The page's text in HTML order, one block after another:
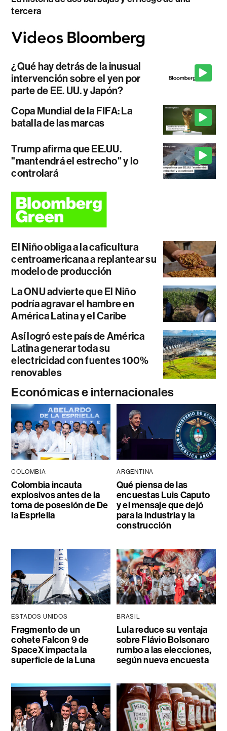
tercera
¿Qué hay detrás de la inusual
intervención sobre el yen por
parte de EE. UU. y Japón?
Copa Mundial de la FIFA: La
batalla de las marcas
Trump afirma que EE.UU.
"mantendrá el estrecho" y lo
controlará
El Niño obliga a la caficultura
centroamericana a replantear su
modelo de producción
La ONU advierte que El Niño
podría agravar el hambre en
América Latina y el Caribe
Así logró este país de América
Latina generar toda su
electricidad con fuentes 100%
renovables
Económicas e internacionales
COLOMBIA
Colombia incauta
explosivos antes de la
toma de posesión de De
la Espriella
ARGENTINA
Qué piensa de las
encuestas Luis Caputo
y el mensaje que dejó
para la industria y la
construcción
ESTADOS UNIDOS
Fragmento de un
cohete Falcon 9 de
SpaceX impacta la
superficie de la Luna
BRASIL
Lula reduce su ventaja
sobre Flávio Bolsonaro
rumbo a las elecciones,
según nueva encuesta